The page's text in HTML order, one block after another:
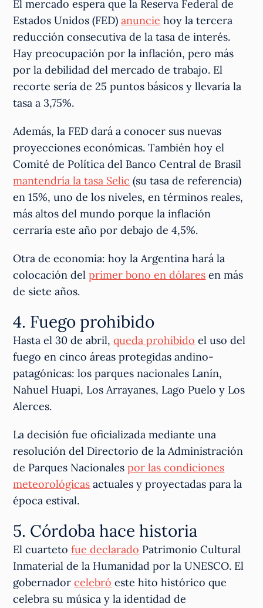
El mercado espera que la Reserva Federal de
Estados Unidos (FED)anuncie hoy la tercera
reducción consecutiva de la tasa de interés.
Hay preocupación por la inflación, pero más
por la debilidad del mercado de trabajo. El
recorte sería de 25 puntos básicos y llevaría la
tasa a 3,75%.
Además, la FED dará a conocer sus nuevas
proyecciones económicas. También hoy el
Comité de Política del Banco Central de Brasil
mantendría la tasa Selic (su tasa de referencia)
en 15%, uno de los niveles, en términos reales,
más altos del mundo porque la inflación
cerraría este año por debajo de 4,5%.
Otra de economía: hoy la Argentina hará la
colocación delprimer bono en dólares en más
de siete años.
4. Fuego prohibido
Hasta el 30 de abril,queda prohibido el uso del
fuego en cinco áreas protegidas andino-
patagónicas: los parques nacionales Lanín,
Nahuel Huapi, Los Arrayanes, Lago Puelo y Los
Alerces.
La decisión fue oficializada mediante una
resolución del Directorio de la Administración
de Parques Nacionalespor las condiciones
meteorológicas actuales y proyectadas para la
época estival.
5. Córdoba hace historia
El cuartetofue declarado Patrimonio Cultural
Inmaterial de la Humanidad por la UNESCO. El
gobernadorcelebró este hito histórico que
celebra su música y la identidad de